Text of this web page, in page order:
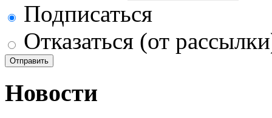
Подписаться
Отказаться (от
Новости